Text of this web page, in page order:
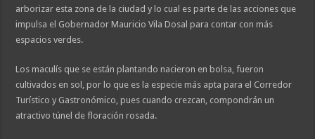
arborizar esta zona de la ciudad y lo cual es parte de las acciones que
impulsa el Gobernador Mauricio Vila Dosal para contar con más
espacios verdes.
Los maculís que se están plantando nacieron en bolsa, fueron
cultivados en sol, por lo que es la especie más apta para el Corredor
Turístico y Gastronómico, pues cuando crezcan, compondrán un
atractivo túnel de floración rosada.